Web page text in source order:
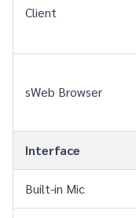
Client
sWeb Browser
Interface
Built-in Mic